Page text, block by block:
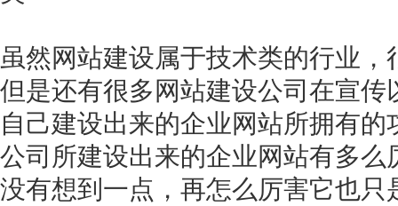
虽然网站建设属于技术类的行业
但是还有很多网站建设公司在宣
自己建设出来的企业网站所拥有
公司所建设出来的企业网站有多
没有想到一点，再怎么厉害它也